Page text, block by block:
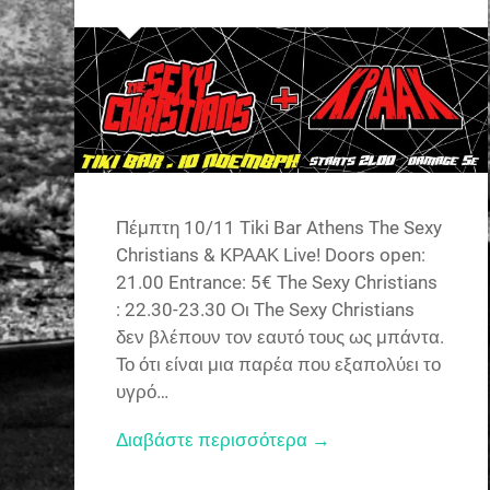
Πέμπτη 10/11 Tiki Bar Athens The Sexy
Christians & ΚΡΑΑΚ Live! Doors open:
21.00 Entrance: 5€ The Sexy Christians
: 22.30-23.30 Οι The Sexy Christians
δεν βλέπουν τον εαυτό τους ως μπάντα.
Το ότι είναι μια παρέα που εξαπολύει το
υγρό…
Διαβάστε περισσότερα →